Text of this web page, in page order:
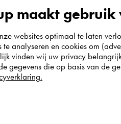
Staat uw
op met onze
According to us you are
world. Please confirm in
wish to shop.
Nederland
maakt gebruik
websites optimaal te laten
te analyseren en cookies om
vinden wij uw privacy
gegevens die op basis van de